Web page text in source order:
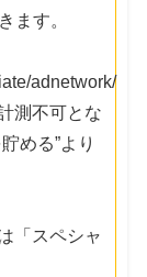
ます。
adnetwork/
測不可とな
める”より
「スペシャ